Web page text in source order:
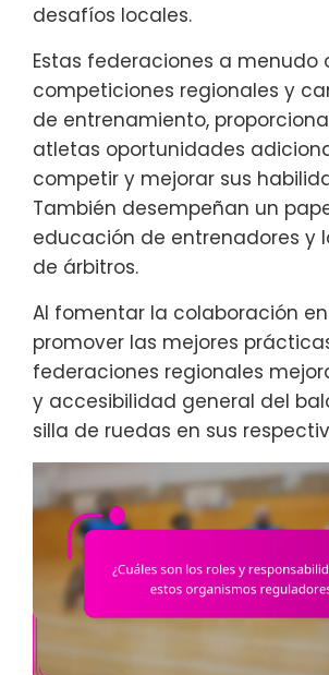
desafíos locales.
Estas federaciones a menudo
competiciones regionales y
de entrenamiento,
atletas oportunidades
competir y mejorar sus
También desempeñan un
educación de entrenadores y
de árbitros.
Al fomentar la colaboración
promover las mejores
federaciones regionales
y accesibilidad general del
silla de ruedas en sus